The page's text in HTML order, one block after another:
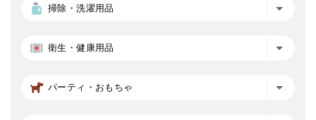
掃除・洗濯用品
衛生・健康用品
パーティ・おもちゃ